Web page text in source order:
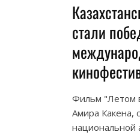
стали
Фильм "Летом
Амира Какена,
национальной